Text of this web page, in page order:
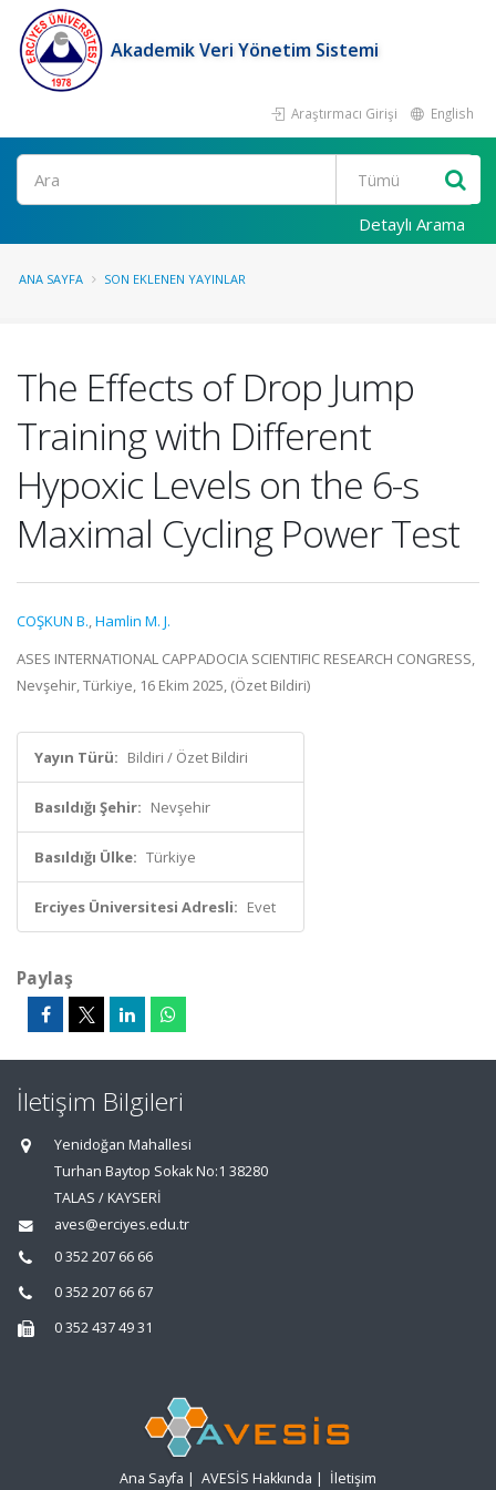
Akademik Veri Yönetim Sistemi
Araştırmacı Girişi English
Ara
Detaylı Arama
ANA SAYFA SON EKLENEN YAYINLAR
The Effects of Drop Jump
Training with Different
Hypoxic Levels on the 6-s
Maximal Cycling Power Test
COŞKUN B.,Hamlin M. J.
ASES INTERNATIONAL CAPPADOCIA SCIENTIFIC RESEARCH CONGRESS,
Nevşehir, Türkiye, 16 Ekim 2025, (Özet Bildiri)
Yayın Türü: Bildiri / Özet Bildiri
Basıldığı Şehir: Nevşehir
Basıldığı Ülke: Türkiye
Erciyes Üniversitesi Adresli: Evet
Paylaş
İletişim Bilgileri
Yenidoğan Mahallesi
Turhan Baytop Sokak No:1 38280
TALAS / KAYSERİ
aves@erciyes.edu.tr
0 352 207 66 66
0 352 207 66 67
0 352 437 49 31
Ana Sayfa | AVESİS Hakkında | İletişim